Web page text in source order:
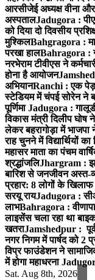
आरसीजेई अध्यक्ष वीना
अस्पतालJadugora :
को दिया दो दिवसीय
मुश्किलBahgragora :
परखा हालBahragora :
नरभेराम टीवीएस ने
होना है आयोजन
अभियानRanchi : एक पेड़
स्टेडियम में चंपई सोरेन ने
पूर्णिमाJadugora :
विकास मंत्री दिलीप
लेकर बहरागोड़ा में
राह चुनने में विद्यार्थियों का
महासर माता का पंचम
श्रद्धांजलिJhargram :
बारिश से जनजीवन अस्त-
प्रहार: 8 लोगों के
सरयू रायJadugora :
लाभBahragora :
लाइसेंस चला रहा था
खतराJamshedpur : पूर्व
नगर निगम में पार्षद को
विप्र फाउंडेशन ने
में होगा महाधरना
Sat. Aug 8th, 2026